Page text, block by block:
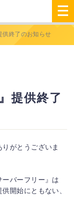
供終了のお知らせ
提供終了
がとうございま
バーフリー』は
開始にともない、